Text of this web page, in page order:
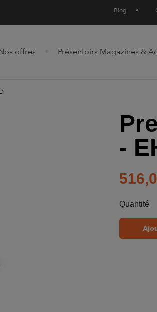
Blog •
offres Présentoirs Magazines &
-
Quantité